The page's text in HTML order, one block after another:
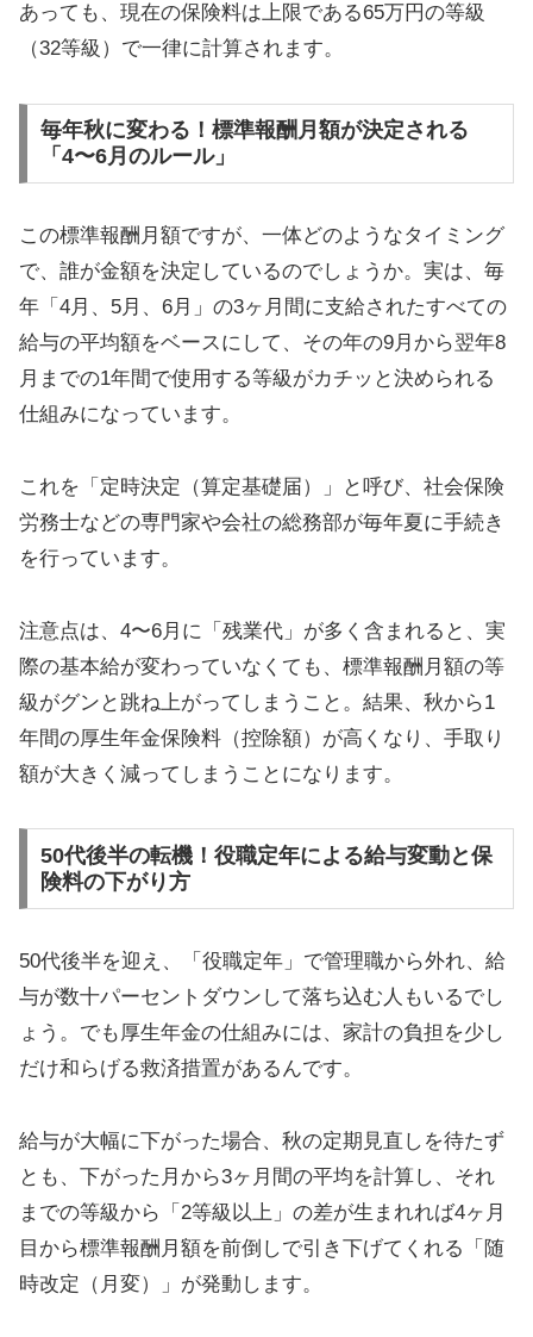
あっても、現在の保険料は上限である65万円の等級
（32等級）で一律に計算されます。
毎年秋に変わる！標準報酬月額が決定される
「4〜6月のルール」
この標準報酬月額ですが、一体どのようなタイミング
で、誰が金額を決定しているのでしょうか。実は、毎
年「4月、5月、6月」の3ヶ月間に支給されたすべての
給与の平均額をベースにして、その年の9月から翌年8
月までの1年間で使用する等級がカチッと決められる
仕組みになっています。
これを「定時決定（算定基礎届）」と呼び、社会保険
労務士などの専門家や会社の総務部が毎年夏に手続き
を行っています。
注意点は、4〜6月に「残業代」が多く含まれると、実
際の基本給が変わっていなくても、標準報酬月額の等
級がグンと跳ね上がってしまうこと。結果、秋から1
年間の厚生年金保険料（控除額）が高くなり、手取り
額が大きく減ってしまうことになります。
50代後半の転機！役職定年による給与変動と保
険料の下がり方
50代後半を迎え、「役職定年」で管理職から外れ、給
与が数十パーセントダウンして落ち込む人もいるでし
ょう。でも厚生年金の仕組みには、家計の負担を少し
だけ和らげる救済措置があるんです。
給与が大幅に下がった場合、秋の定期見直しを待たず
とも、下がった月から3ヶ月間の平均を計算し、それ
までの等級から「2等級以上」の差が生まれれば4ヶ月
目から標準報酬月額を前倒しで引き下げてくれる「随
時改定（月変）」が発動します。